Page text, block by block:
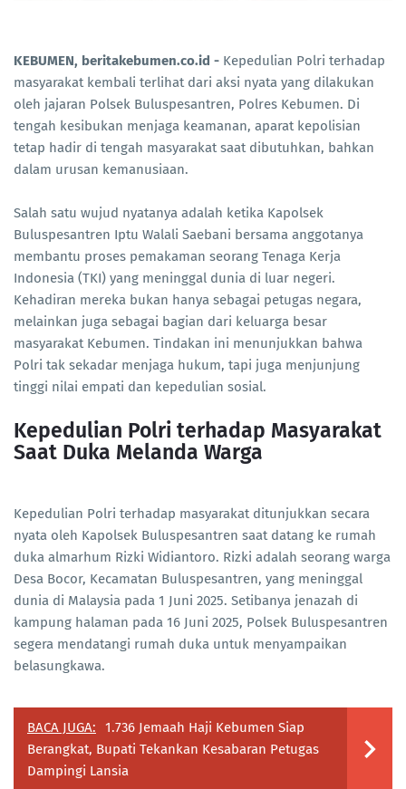
KEBUMEN, beritakebumen.co.id - Kepedulian Polri terhadap
masyarakat kembali terlihat dari aksi nyata yang dilakukan
oleh jajaran Polsek Buluspesantren, Polres Kebumen. Di
tengah kesibukan menjaga keamanan, aparat kepolisian
tetap hadir di tengah masyarakat saat dibutuhkan, bahkan
dalam urusan kemanusiaan.
Salah satu wujud nyatanya adalah ketika Kapolsek
Buluspesantren Iptu Walali Saebani bersama anggotanya
membantu proses pemakaman seorang Tenaga Kerja
Indonesia (TKI) yang meninggal dunia di luar negeri.
Kehadiran mereka bukan hanya sebagai petugas negara,
melainkan juga sebagai bagian dari keluarga besar
masyarakat Kebumen. Tindakan ini menunjukkan bahwa
Polri tak sekadar menjaga hukum, tapi juga menjunjung
tinggi nilai empati dan kepedulian sosial.
Kepedulian Polri terhadap Masyarakat
Saat Duka Melanda Warga
Kepedulian Polri terhadap masyarakat ditunjukkan secara
nyata oleh Kapolsek Buluspesantren saat datang ke rumah
duka almarhum Rizki Widiantoro. Rizki adalah seorang warga
Desa Bocor, Kecamatan Buluspesantren, yang meninggal
dunia di Malaysia pada 1 Juni 2025. Setibanya jenazah di
kampung halaman pada 16 Juni 2025, Polsek Buluspesantren
segera mendatangi rumah duka untuk menyampaikan
belasungkawa.
BACA JUGA:
1.736 Jemaah Haji Kebumen Siap
Berangkat, Bupati Tekankan Kesabaran Petugas
Dampingi Lansia